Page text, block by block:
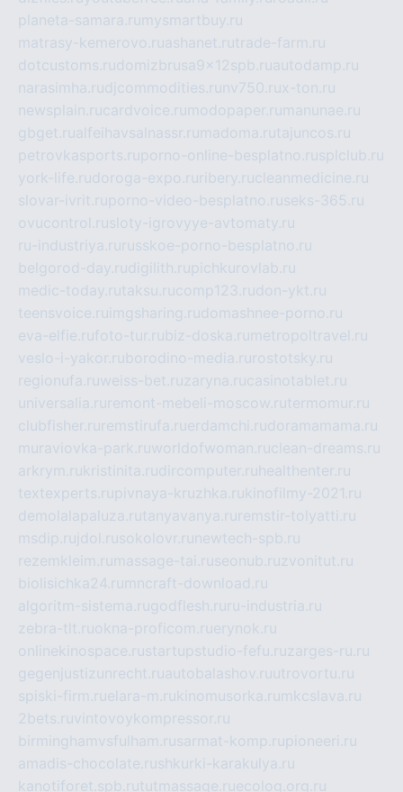
planeta-samara.ru mysmartbuy.ru
matrasy-kemerovo.ruashanet.rutrade-farm.ru
dotcustoms.rudomizbrusa9x12spb.ruautodamp.ru
narasimha.rudjcommodities.ru nv750.rux-ton.ru
newsplain.rucardvoice.ru modopaper.ru manunae.ru
gbget.rualfeihavsalnassr.ru madoma.rutajuncos.ru
petrovkasports.ruporno-online-besplatno.rusplclub.ru
york-life.rudoroga-expo.ru ribery.rucleanmedicine.ru
slovar-ivrit.ruporno-video-besplatno.ruseks-365.ru
ovucontrol.rusloty-igrovyye-avtomaty.ru
ru-industriya.ru russkoe-porno-besplatno.ru
belgorod-day.rudigilith.rupichkurovlab.ru
medic-today.rutaksu.rucomp123.rudon-ykt.ru
teensvoice.ru imgsharing.rudomashnee-porno.ru
eva-elfie.rufoto-tur.rubiz-doska.ru metropoltravel.ru
veslo-i-yakor.ruborodino-media.ru rostotsky.ru
regionufa.ruweiss-bet.ruzaryna.rucasinotablet.ru
universalia.ru remont-mebeli-moscow.rutermomur.ru
clubfisher.ru remstirufa.ruerdamchi.rudoramamama.ru
muraviovka-park.ruworldofwoman.ruclean-dreams.ru
arkrym.rukristinita.rudircomputer.ru healthenter.ru
textexperts.rupivnaya-kruzhka.rukinofilmy-2021.ru
demolalapaluza.rutanyavanya.ru remstir-tolyatti.ru
msdip.ru jdol.rusokolovr.ru newtech-spb.ru
rezemkleim.ru massage-tai.ruseonub.ruzvonitut.ru
biolisichka24.ru mncraft-download.ru
algoritm-sistema.rugodflesh.ru ru-industria.ru
zebra-tlt.ruokna-proficom.ruerynok.ru
onlinekinospace.rustartupstudio-fefu.ruzarges-ru.ru
gegenjustizunrecht.ruautobalashov.ruutrovortu.ru
spiski-firm.ruelara-m.rukinomusorka.ru mkcslava.ru
2bets.ruvintovoykompressor.ru
birminghamvsfulham.rusarmat-komp.rupioneeri.ru
amadis-chocolate.rushkurki-karakulya.ru
kanotiforet.spb.rututmassage.ruecolog.org.ru